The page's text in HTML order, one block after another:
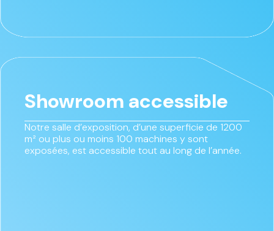
Showroom accessible
Notre salle d’exposition, d’une superficie de 1200
m² ou plus ou moins 100 machines y sont
exposées, est accessible tout au long de l’année.